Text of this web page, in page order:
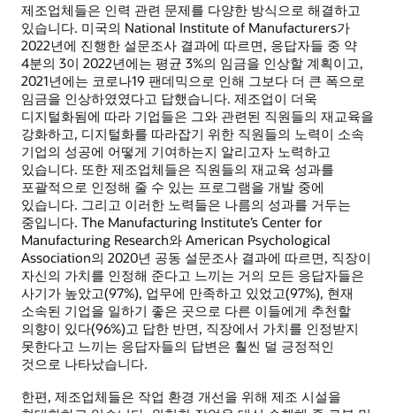
제조업체들은 인력 관련 문제를 다양한 방식으로 해결하고
있습니다. 미국의 National Institute of Manufacturers가
2022년에 진행한 설문조사 결과에 따르면, 응답자들 중 약
4분의 3이 2022년에는 평균 3%의 임금을 인상할 계획이고,
2021년에는 코로나19 팬데믹으로 인해 그보다 더 큰 폭으로
임금을 인상하였였다고 답했습니다. 제조업이 더욱
디지털화됨에 따라 기업들은 그와 관련된 직원들의 재교육을
강화하고, 디지털화를 따라잡기 위한 직원들의 노력이 소속
기업의 성공에 어떻게 기여하는지 알리고자 노력하고
있습니다. 또한 제조업체들은 직원들의 재교육 성과를
포괄적으로 인정해 줄 수 있는 프로그램을 개발 중에
있습니다. 그리고 이러한 노력들은 나름의 성과를 거두는
중입니다. The Manufacturing Institute’s Center for
Manufacturing Research와 American Psychological
Association의 2020년 공동 설문조사 결과에 따르면, 직장이
자신의 가치를 인정해 준다고 느끼는 거의 모든 응답자들은
사기가 높았고(97%), 업무에 만족하고 있었고(97%), 현재
소속된 기업을 일하기 좋은 곳으로 다른 이들에게 추천할
의향이 있다(96%)고 답한 반면, 직장에서 가치를 인정받지
못한다고 느끼는 응답자들의 답변은 훨씬 덜 긍정적인
것으로 나타났습니다.
한편, 제조업체들은 작업 환경 개선을 위해 제조 시설을